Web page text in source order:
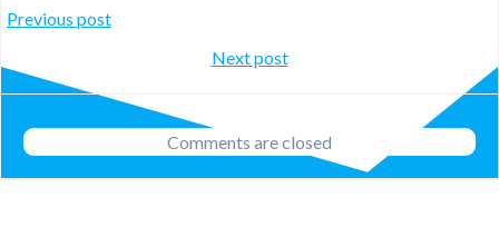
Post
navigation
Previous post
Post
navigation
Next post
Comments are closed